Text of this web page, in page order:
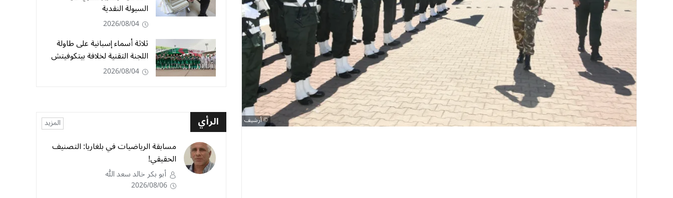
أرشيف
السيولة النقدية
2026/08/04
ثلاثة أسماء إسبانية على طاولة
اللجنة التقنية لخلافة بيتكوفيتش
2026/08/04
الرأي المزيد
مسابقة الرياضيات في بلغاريا: التصنيف
الحقيقي!
أبو بكر خالد سعد الله
2026/08/06